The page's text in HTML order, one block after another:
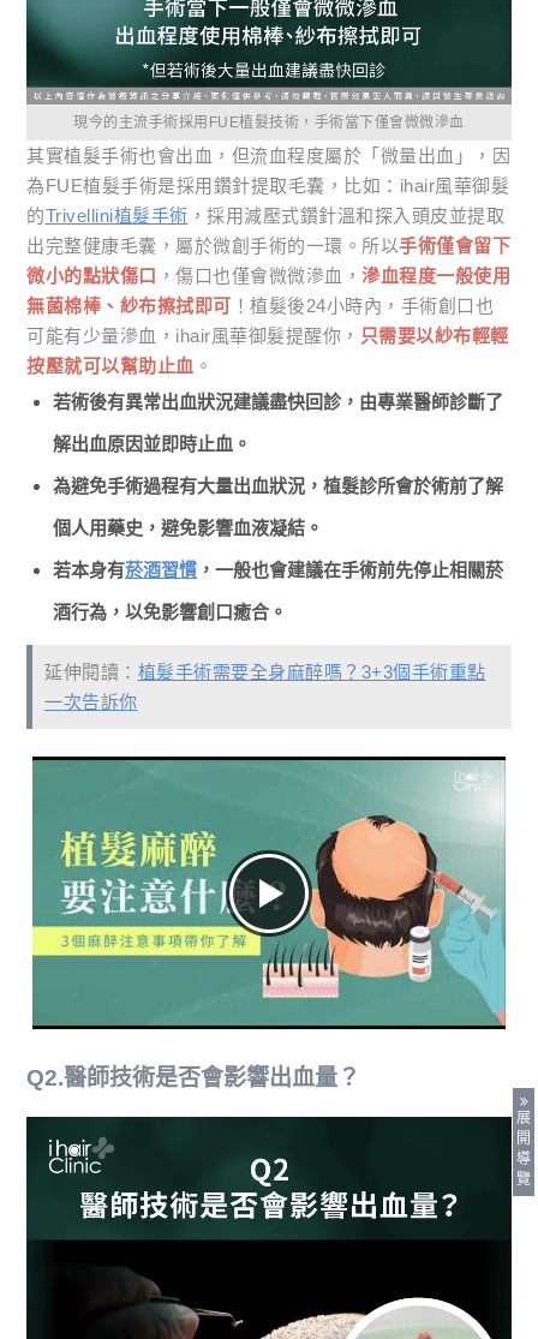
現今的主流手術採用FUE植髮技術，手術當下僅會微微滲血
其實植髮手術也會出血，但流血程度屬於「微量出血」，因
為FUE植髮手術是採用鑽針提取毛囊，比如：ihair風華御髮
的Trivellini植髮手術 ，採用減壓式鑽針溫和探入頭皮並提取
出完整健康毛囊，屬於微創手術的一環。所以手術僅會留下
微小的點狀傷口 ，傷口也僅會微微滲血， 滲血程度一般使用
無菌棉棒、紗布擦拭即可 ！植髮後24小時內，手術創口也
可能有少量滲血，ihair風華御髮提醒你， 只需要以紗布輕輕
按壓就可以幫助止血 。
若術後有異常出血狀況建議盡快回診，由專業醫師診斷了
解出血原因並即時止血。
為避免手術過程有大量出血狀況，植髮診所會於術前了解
個人用藥史，避免影響血液凝結。
若本身有菸酒習慣 ，一般也會建議在手術前先停止相關菸
酒行為，以免影響創口癒合。
延伸閱讀： 植髮手術需要全身麻醉嗎？3+3個手術重點
一次告訴你
Q2.醫師技術是否會影響出血量？
展
開
導
覽